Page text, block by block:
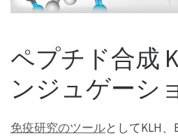
ペプチド合成
ンジュゲーシ
免疫研究のツールとしてKLH